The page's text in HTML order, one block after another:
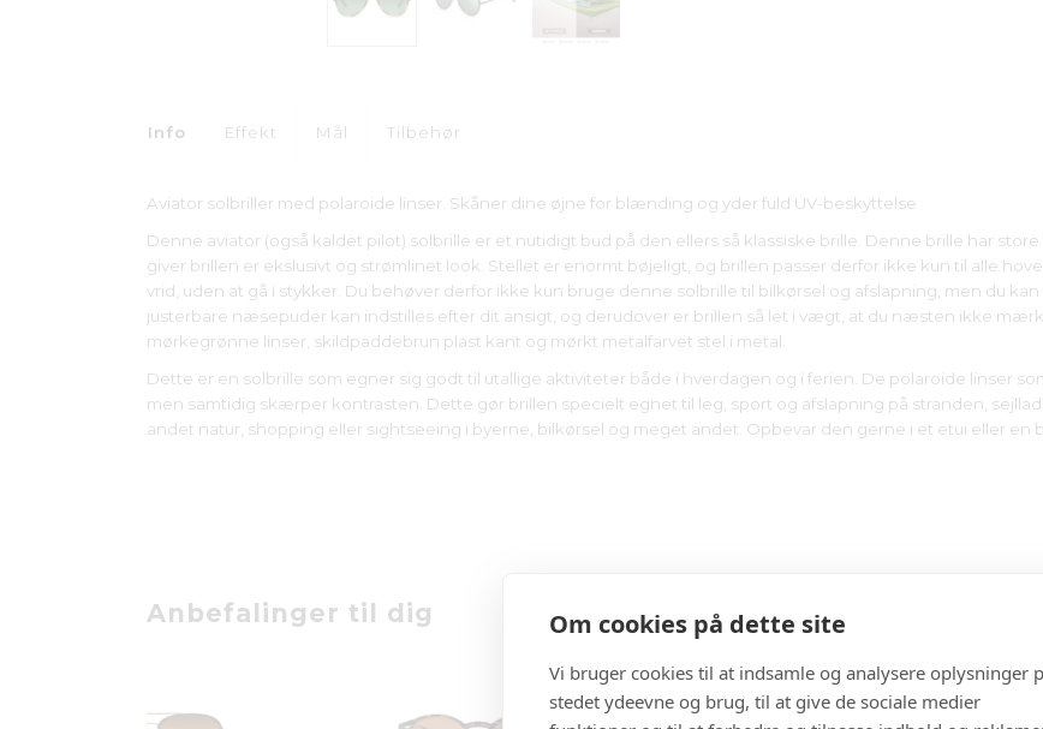
Om cookies på dette site
Vi bruger cookies til at indsamle og analysere oplysninger
stedet ydeevne og brug, til at give de sociale medier
Info Effekt Mål Tilbehør
Aviator solbriller med polaroide linser. Skåner dine øjne for blænding og yder fuld UV-beskyttelse
Denne aviator (også kaldet pilot) solbrille er et nutidigt bud på den ellers så klassiske brille. Denne brille har
giver brillen er ekslusivt og strømlinet look. Stellet er enormt bøjeligt, og brillen passer derfor ikke kun til alle
vrid, uden at gå i stykker. Du behøver derfor ikke kun bruge denne solbrille til bilkørsel og afslapning, men du
justerbare næsepuder kan indstilles efter dit ansigt, og derudover er brillen så let i vægt, at du næsten ikke
mørkegrønne linser, skildpaddebrun plast kant og mørkt metalfarvet stel i metal.
Dette er en solbrille som egner sig godt til utallige aktiviteter både i hverdagen og i ferien. De polaroide linser
men samtidig skærper kontrasten. Dette gør brillen specielt egnet til leg, sport og afslapning på stranden,
andet natur, shopping eller sightseeing i byerne, bilkørsel og meget andet. Opbevar den gerne i et etui eller en
Anbefalinger til dig